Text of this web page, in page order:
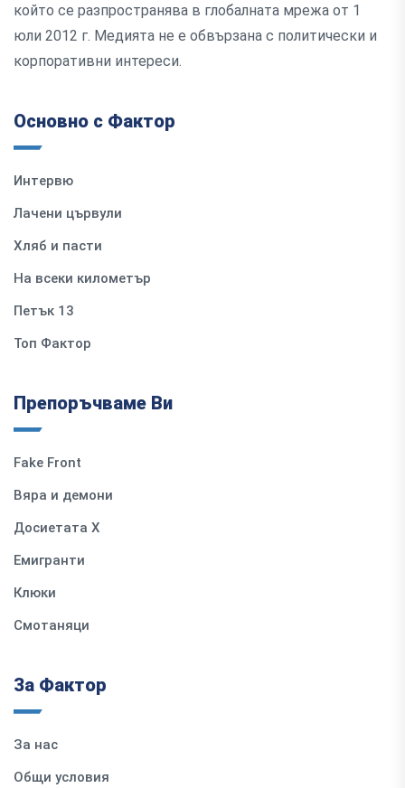
който се разпространява в глобалната мрежа от 1
юли 2012 г. Медията не е обвързана с политически и
корпоративни интереси.
Основно с Фактор
Интервю
Лачени цървули
Хляб и пасти
На всеки километър
Петък 13
Топ Фактор
Препоръчваме Ви
Fake Front
Вяра и демони
Досиетата Х
Емигранти
Клюки
Смотаняци
За Фактор
За нас
Общи условия